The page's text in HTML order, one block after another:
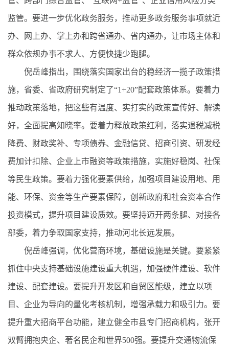
监管。要进一步优化政务服务，推动更多政务服务事项就近
办、网上办、掌上办和跨省通办、省内通办，让市场主体和
群众依规办事不求人、方便快捷少跑腿。
倪岳峰指出，围绕落实国家出台的稳经济一揽子政策措
施，省委、省政府研究制定了“1+20”配套政策体系。要着力
推动政策落地，把这些有温度、实打实的政策宣传好、解读
好，全面提高知晓率。要着力释放政策红利，落实退税减税
降费、财政奖补、专项债券、金融信贷、招商引资、研发经
费加计扣除、企业上市融资等政策措施，实施好稳岗、社保
等民生政策。要着力强化要素供给，加强项目建设用地、用
能、环保、资金等生产要素保障，创新政府和社会资本合作
投资模式，提升项目建设质效。要坚持迈开两条腿、对接各
部委，着力争取国家支持，推动河北长远发展。
倪岳峰强调，优化营商环境，基础设施是关键。要紧紧
抓住中央支持基础设施建设重大机遇，加强硬件建设、软件
建设、配套建设。要提升开发区和自贸区能级，建立以项
目、企业为导向的量化考核机制，增强承载力和吸引力。要
提升重大招商平台功能，建立健全市县专门招商机构，张开
双臂拥抱央企、著名民企和世界500强。要提升交通物流保